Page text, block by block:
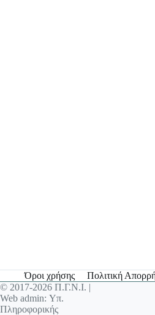
Όροι χρήσης Πολιτική
© 2017-2026 Π.Γ.Ν.Ι. |
Web admin: Υπ.
Πληροφορικής